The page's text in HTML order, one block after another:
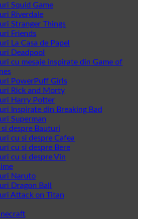
Squid Game
Riverdale
Stranger Things
Friends
La Casa de Papel
Deadpool
cu mesaje inspirate din Game of
PowerPuff Girls
Rick and Morty
Harry Potter
Inspirate din Breaking Bad
Superman
despre Bauturi
cu si despre Cafea
cu si despre Bere
cu si despre Vin
Naruto
Dragon Ball
Attack on Titan